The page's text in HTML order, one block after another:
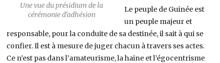
Une vue du présidium de la
cérémonie d’adhésion
Le peuple de Guinée est
un peuple majeur et
responsable, pour la conduite de sa destinée, il sait à qui se
confier. Il est à mesure de juger chacun à travers ses actes.
Ce n’est pas dans l’amateurisme, la haine et l’égocentrisme